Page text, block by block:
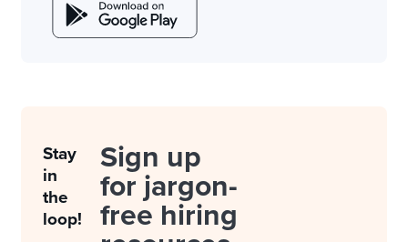
Stay
in
the
loop!
Sign up
for jargon-
free hiring